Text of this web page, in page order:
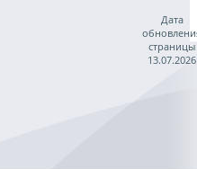
Дата
страницы
13.07.2026